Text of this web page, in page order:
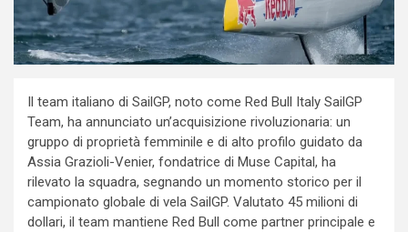
Il team italiano di SailGP, noto come Red Bull Italy SailGP
Team, ha annunciato un’acquisizione rivoluzionaria: un
gruppo di proprietà femminile e di alto profilo guidato da
Assia Grazioli-Venier, fondatrice di Muse Capital, ha
rilevato la squadra, segnando un momento storico per il
campionato globale di vela SailGP. Valutato 45 milioni di
dollari, il team mantiene Red Bull come partner principale e